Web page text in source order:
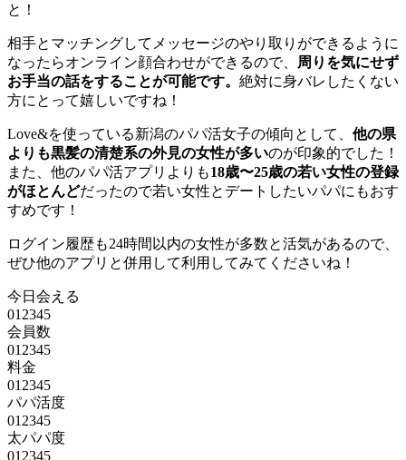
と！
相手とマッチングしてメッセージのやり取りができるように
なったらオンライン顔合わせができるので、
周りを気にせず
お手当の話をすることが可能です。 絶対に身バレしたくない
方にとって嬉しいですね！
Love&を使っている新潟のパパ活女子の傾向として、 他の県
よりも黒髪の清楚系の外見の女性が多いのが印象的でした！
また、他のパパ活アプリよりも18歳〜25歳の若い女性の登録
がほとんどだったので若い女性とデートしたいパパにもおす
すめです！
ログイン履歴も24時間以内の女性が多数と活気があるので、
ぜひ他のアプリと併用して利用してみてくださいね！
今日会える
01 2345
会員数
01 2345
料金
01 2345
パパ活度
01 2345
太パパ度
01 2345